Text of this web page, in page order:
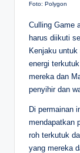
Foto: Polygon
Culling Game
harus diikuti
Kenjaku
energi
mereka dan
penyihir dan
Di permainan
mendapatkan
roh terkutuk
yang mereka